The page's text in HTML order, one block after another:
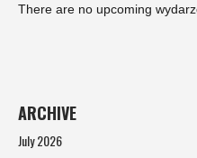
There are no upcoming
ARCHIVE
July 2026